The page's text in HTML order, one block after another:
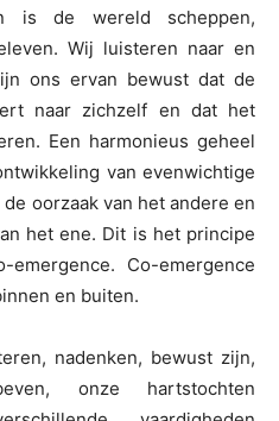
is de wereld scheppen,
Wij luisteren naar en
ons ervan bewust dat de
naar zichzelf en dat het
Een harmonieus geheel
van evenwichtige
oorzaak van het andere en
het ene. Dit is het principe
Co-emergence
en buiten.
nadenken, bewust zijn,
onze hartstochten